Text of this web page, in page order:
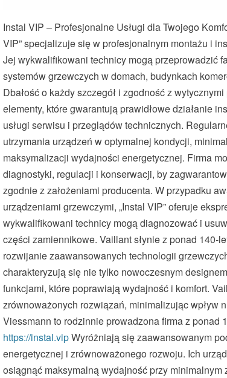
Instal VIP – Profesjonalne Usługi dla Twojego
VIP” specjalizuje się w profesjonalnym montażu i
Jej wykwalifikowani technicy mogą przeprowadzić
systemów grzewczych w domach, budynkach
Dbałość o każdy szczegół i zgodność z
elementy, które gwarantują prawidłowe działanie
usługi serwisu i przeglądów technicznych.
utrzymania urządzeń w optymalnej kondycji,
maksymalizacji wydajności energetycznej. Firma
diagnostyki, regulacji i konserwacji, by
zgodnie z założeniami producenta. W przypadku
urządzeniami grzewczymi, „Instal VIP” oferuje
wykwalifikowani technicy mogą diagnozować i
części zamiennikowe. Vaillant słynie z ponad 140-
rozwijanie zaawansowanych technologii
charakteryzują się nie tylko nowoczesnym
funkcjami, które poprawiają wydajność i komfort.
zrównoważonych rozwiązań, minimalizując wpływ
Viessmann to rodzinnie prowadzona firma z ponad
https://instal.vipWyróżniają się zaawansowanym
energetycznej i zrównoważonego rozwoju. Ich
osiągnąć maksymalną wydajność przy